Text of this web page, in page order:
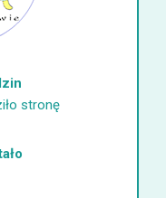
stronę